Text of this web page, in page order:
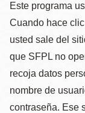
Este programa
Cuando hace
usted sale del
que SFPL no
recoja datos
nombre de
contraseña. Ese